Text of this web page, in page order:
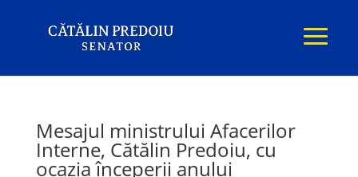
Mesajul ministrului Afacerilor
Interne, Cătălin Predoiu, cu
ocazia începerii anului